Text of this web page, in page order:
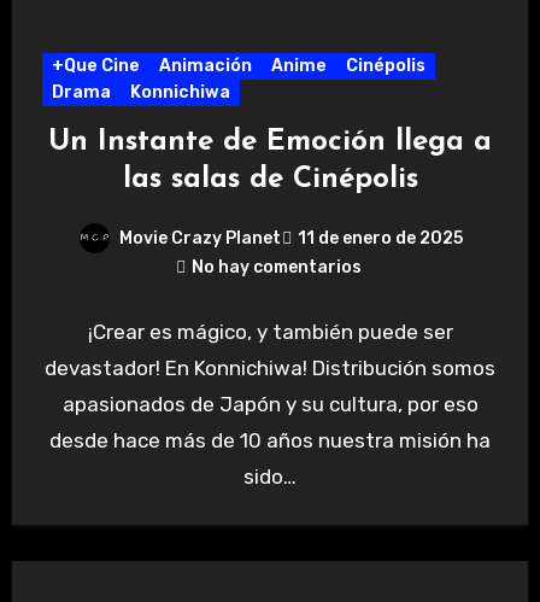
+Que Cine Animación Anime
Cinépolis
Drama
Konnichiwa
Un Instante de Emoción llega a
las salas de Cinépolis
Movie Crazy Planet
11 de enero de 2025
No hay comentarios
¡Crear es mágico, y también puede ser
devastador! En Konnichiwa! Distribución somos
apasionados de Japón y su cultura, por eso
desde hace más de 10 años nuestra misión ha
sido…